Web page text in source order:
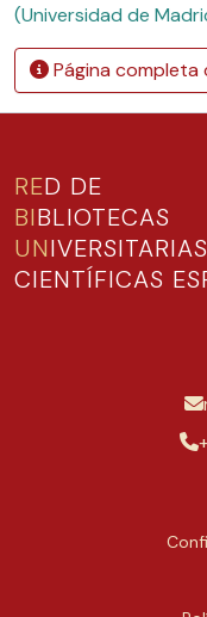
(Universidad de
Página completa
RED DE
BIBLIOTECAS
UN
CIENTÍFICAS